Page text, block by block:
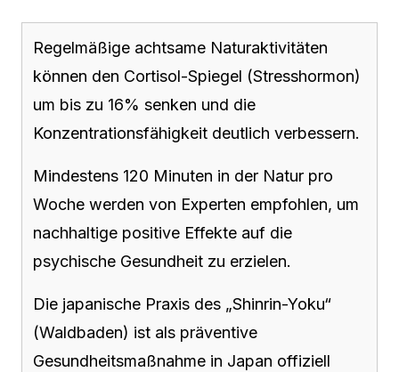
Regelmäßige achtsame Naturaktivitäten
können den Cortisol-Spiegel (Stresshormon)
um bis zu 16% senken und die
Konzentrationsfähigkeit deutlich verbessern.
Mindestens 120 Minuten in der Natur pro
Woche werden von Experten empfohlen, um
nachhaltige positive Effekte auf die
psychische Gesundheit zu erzielen.
Die japanische Praxis des „Shinrin-Yoku“
(Waldbaden) ist als präventive
Gesundheitsmaßnahme in Japan offiziell